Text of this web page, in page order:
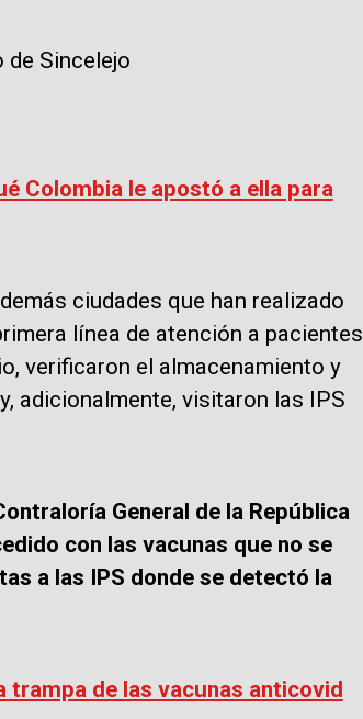
de Sincelejo
Colombia le apostó a ella para
ciudades que han realizado
línea de atención a pacientes
verificaron el almacenamiento y
adicionalmente, visitaron las IPS
General de la República
con las vacunas que no se
a las IPS donde se detectó la
trampa de las vacunas anticovid